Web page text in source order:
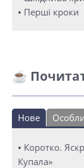
• Перші кроки
☕
Нове
• Коротко.
Купала»